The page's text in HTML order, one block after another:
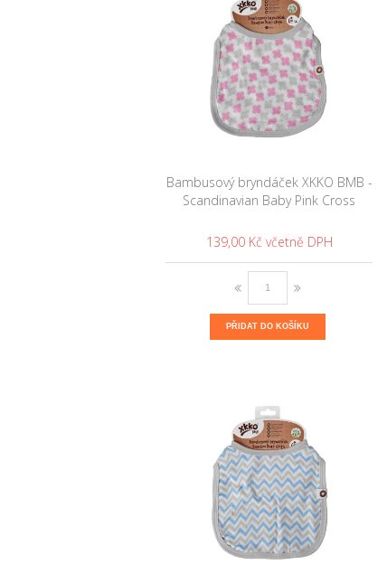
Bambusový bryndáček XKKO BMB -
Scandinavian Baby Pink Cross
139,00 Kč
PŘIDAT DO KOŠÍKU